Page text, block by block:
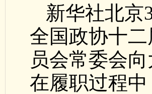
新华社北京
全国政协十
员会常委会
在履职过程